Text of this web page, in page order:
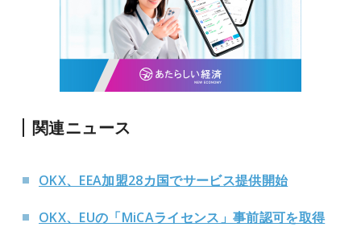
関連ニュース
OKX、EEA加盟28カ国でサービス提供開始
OKX、EUの「MiCAライセンス」事前認可を取得